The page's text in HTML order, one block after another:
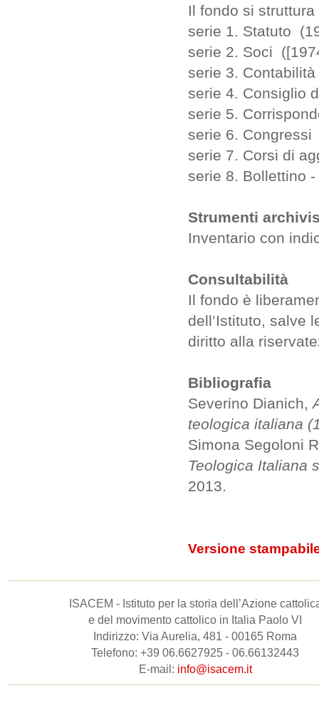
Il fondo si
serie 1. Statuto
serie 2. Soci
serie 3.
serie 4. Consiglio
serie 5.
serie 6. Congressi
serie 7. Corsi di
serie 8. Bollettino
Strumenti
Inventario con
Consultabilità
Il fondo è
dell’Istituto, salve
diritto alla
Bibliografia
Severino Dianich,
teologica italiana
Simona Segoloni
Teologica Italiana
2013.
Versione
ISACEM - Istituto per la storia dell’Azione
e del movimento cattolico in Italia Paolo VI
Indirizzo: Via Aurelia, 481 - 00165 Roma
Telefono: +39 06.6627925 - 06.66132443
E-mail: info@isacem.it